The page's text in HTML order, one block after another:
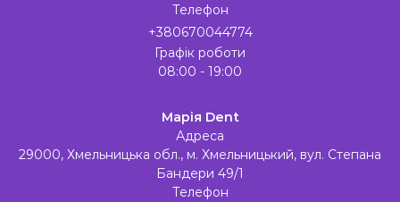
Телефон
+380670044774
Графік роботи
08:00 - 19:00
Марія Dent
Адреса
29000, Хмельницька обл., м. Хмельницький, вул. Степана
Бандери 49/1
Телефон